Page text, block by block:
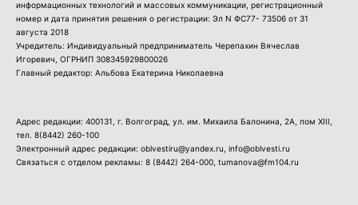
информационных технологий и массовых коммуникации, регистрационный
номер и дата принятия решения о регистрации: Эл N ФС77- 73506 от 31
августа 2018
Учредитель: Индивидуальный предприниматель Черепахин Вячеслав
Игоревич, ОГРНИП 308345929800026
Главный редактор: Альбова Екатерина Николаевна
Адрес редакции: 400131, г. Волгоград, ул. им. Михаила Балонина, 2А, пом XIII,
тел. 8(8442) 260-100
Электронный адрес редакции: oblvestiru@yandex.ru, info@oblvesti.ru
Связаться с отделом рекламы: 8 (8442) 264-000 , tumanova@fm104.ru